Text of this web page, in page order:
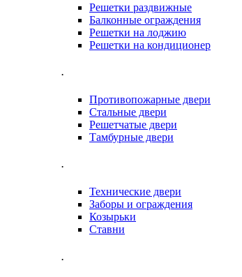
Решетки раздвижные
Балконные ограждения
Решетки на лоджию
Решетки на кондиционер
.
Противопожарные двери
Стальные двери
Решетчатые двери
Тамбурные двери
.
Технические двери
Заборы и ограждения
Козырьки
Ставни
.